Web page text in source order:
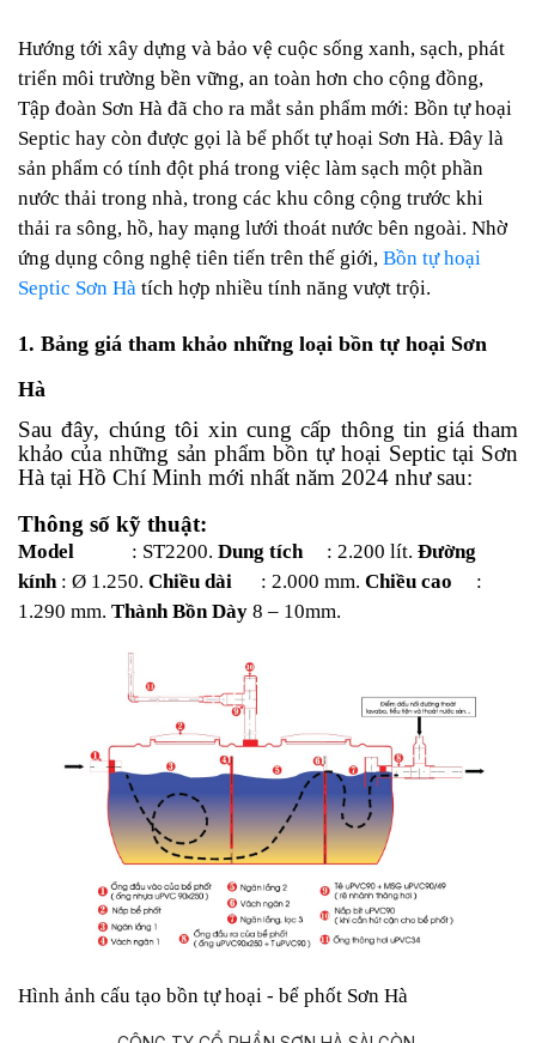
Hướng tới xây dựng và bảo vệ cuộc sống xanh, sạch, phát
triển môi trường bền vững, an toàn hơn cho cộng đồng,
Tập đoàn Sơn Hà đã cho ra mắt sản phẩm mới: Bồn tự hoại
Septic hay còn được gọi là bể phốt tự hoại Sơn Hà. Đây là
sản phẩm có tính đột phá trong việc làm sạch một phần
nước thải trong nhà, trong các khu công cộng trước khi
thải ra sông, hồ, hay mạng lưới thoát nước bên ngoài. Nhờ
ứng dụng công nghệ tiên tiến trên thế giới, Bồn tự hoại
Septic Sơn Hà tích hợp nhiều tính năng vượt trội.
1. Bảng giá tham khảo những loại bồn tự hoại Sơn
Hà
Sau đây, chúng tôi xin cung cấp thông tin giá tham
khảo của những sản phẩm bồn tự hoại Septic tại Sơn
Hà tại Hồ Chí Minh mới nhất năm 2024 như sau:
Thông số kỹ thuật:
Model : ST2200. Dung tích: 2.200 lít. Đường
kính: Ø 1.250. Chiều dài : 2.000 mm. Chiều cao
:
1.290 mm. Thành Bồn Dày 8 – 10mm.
Hình ảnh cấu tạo bồn tự hoại - bể phốt Sơn Hà